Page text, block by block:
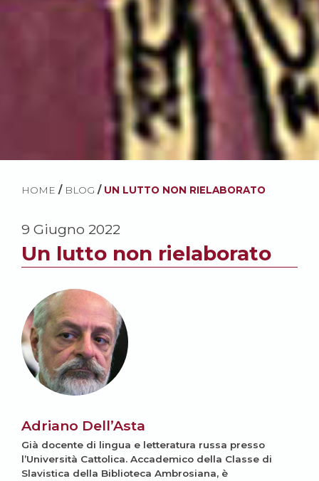
HOME / BLOG / UN LUTTO NON RIELABORATO
9 Giugno 2022
Un lutto non rielaborato
Adriano Dell’Asta
Già docente di lingua e letteratura russa presso
l’Università Cattolica. Accademico della Classe di
Slavistica della Biblioteca Ambrosiana, è